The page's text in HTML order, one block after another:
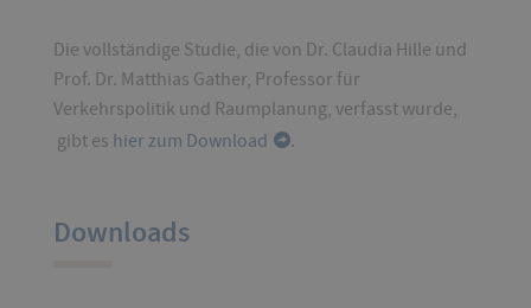
Die vollständige Studie, die von Dr. Claudia Hille und
Prof. Dr. Matthias Gather, Professor für
Verkehrspolitik und Raumplanung, verfasst wurde,
gibt es hier zum Download .
Downloads